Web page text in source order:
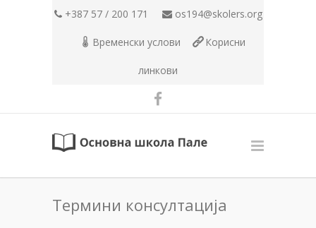
+387 57 / 200 171 os194@skolers.org
Временски услови Корисни
линкови
Термини консултација